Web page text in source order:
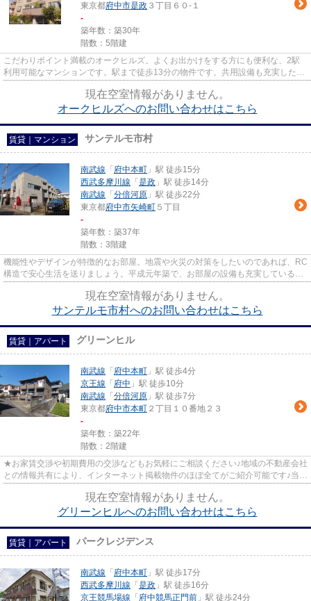
東京都府中市是政 ３丁目６０-１
-
築年数：築30年
階数：5階建
こだわりポイント満載のオークヒルズ。よくお出かけをする方にも便利な、2駅
利用可能なマンションです。駅まで徒歩13分の物件です。共用設備も充実した、
現在空室情報がありません。
オークヒルズへのお問い合わせはこちら
賃貸｜マンション サンテルモ市村
南武線 「 府中本町 」駅 徒歩15分
西武多摩川線 「 是政 」駅 徒歩14分
南武線 「 分倍河原 」駅 徒歩22分
東京都府中市矢崎町 ５丁目
-
築年数：築37年
階数：3階建
機能性やデザインが特徴的なお部屋。地震や火災の対策をしたいのであれば、RC
構造で安心生活を送りましょう。平成元年築で、お部屋の設備も充実している高
現在空室情報がありません。
サンテルモ市村へのお問い合わせはこちら
賃貸｜アパート グリーンヒル
南武線 「 府中本町 」駅 徒歩4分
京王線 「 府中 」駅 徒歩10分
南武線 「 分倍河原 」駅 徒歩7分
東京都府中市本町 ２丁目１０番地２３
-
築年数：築22年
階数：2階建
★お家賃交渉や初期費用の交渉などもお気軽にご相談ください♪地域の不動産会社
との情報共有により、インターネット掲載物件のほぼ全てがご紹介可能です♪当店
現在空室情報がありません。
グリーンヒルへのお問い合わせはこちら
賃貸｜アパート パークレジデンス
南武線 「 府中本町 」駅 徒歩17分
西武多摩川線 「 是政 」駅 徒歩16分
京王競馬場線 「 府中競馬正門前 」駅 徒歩24分